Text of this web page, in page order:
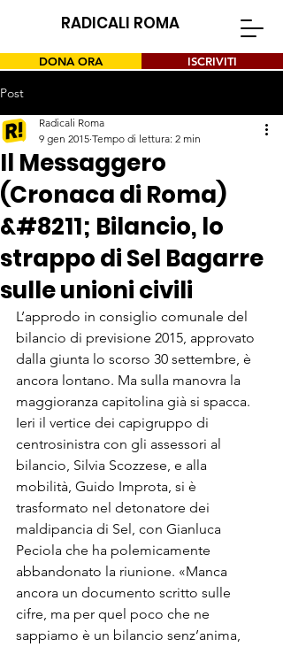
RADICALI ROMA
DONA ORA ISCRIVITI
Post
Il Messaggero
(Cronaca di Roma)
&#8211; Bilancio, lo
strappo di Sel Bagarre
sulle unioni civili
Radicali Roma
9 gen 2015 Tempo di lettura: 2 min
L’approdo in consiglio comunale del
bilancio di previsione 2015, approvato
dalla giunta lo scorso 30 settembre, è
ancora lontano. Ma sulla manovra la
maggioranza capitolina già si spacca.
Ieri il vertice dei capigruppo di
centrosinistra con gli assessori al
bilancio, Silvia Scozzese, e alla
mobilità, Guido Improta, si è
trasformato nel detonatore dei
maldipancia di Sel, con Gianluca
Peciola che ha polemicamente
abbandonato la riunione. «Manca
ancora un documento scritto sulle
cifre, ma per quel poco che ne
sappiamo è un bilancio senz’anima,